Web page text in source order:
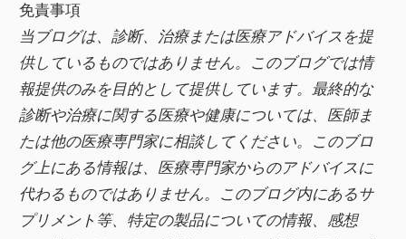
e
b
o
o
k
er
免責事項
当ブログは、診断、治療または医療アドバイスを提
供しているものではありません。このブログでは情
報提供のみを目的として提供しています。最終的な
診断や治療に関する医療や健康については、医師ま
たは他の医療専門家に相談してください。このブロ
グ上にある情報は、医療専門家からのアドバイスに
代わるものではありません。このブログ内にあるサ
プリメント等、特定の製品についての情報、感想